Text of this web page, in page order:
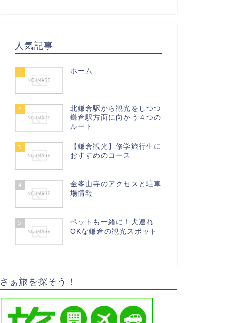
人気記事
1 ホーム
2
北鎌倉駅から観光をしつつ
鎌倉駅方面に向かう４つの
ルート
3
【鎌倉観光】修学旅行生に
おすすめのコース
4
金峯山寺のアクセスと駐車
場情報
5
ペットも一緒に！犬連れ
OKな鎌倉の観光スポット
さぁ旅を探そう！